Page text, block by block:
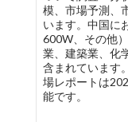
模、市場予測、
います。中国に
600W、その他
業、建築業、化
含まれています
場レポートは
能です。